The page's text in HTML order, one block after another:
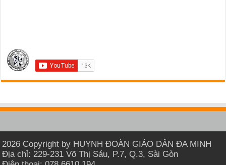
2026 Copyright by HUYNH ĐOÀN GIÁO DÂN ĐA MINH
Địa chỉ: 229-231 Võ Thị Sáu, P.7, Q.3, Sài Gòn